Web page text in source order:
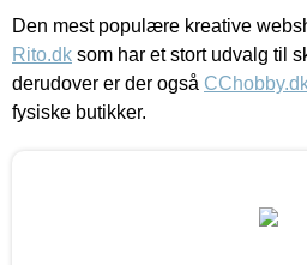
Den mest populære kreative
Rito.dk som har et stort udvalg til
derudover er der også
fysiske butikker.